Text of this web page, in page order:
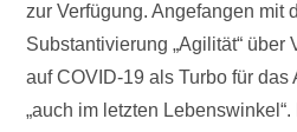
zur Verfügung. Angefangen mit
Substantivierung „Agilität“ über
auf COVID-19 als Turbo für
„auch im letzten